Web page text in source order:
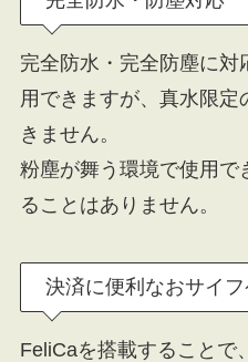
完全防水・完全防塵に対
用できますが、真水限
きません。
粉塵が舞う環境で使用で
ることはありません。
決済に便利なおサイフ
FeliCaを搭載することで